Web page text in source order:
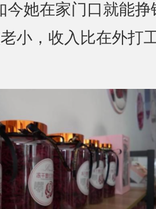
今她在家门口就能挣
小，收入比在外打